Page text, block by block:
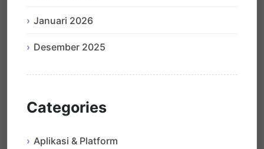
Januari 2026
Desember 2025
Categories
Aplikasi & Platform